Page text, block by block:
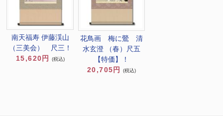
南天福寿 伊藤渓山
（三美会） 尺三！
15,620円
(税込)
花鳥画 梅に鶯 清
水玄澄 （春）尺五
【特価】！
20,705円
(税込)